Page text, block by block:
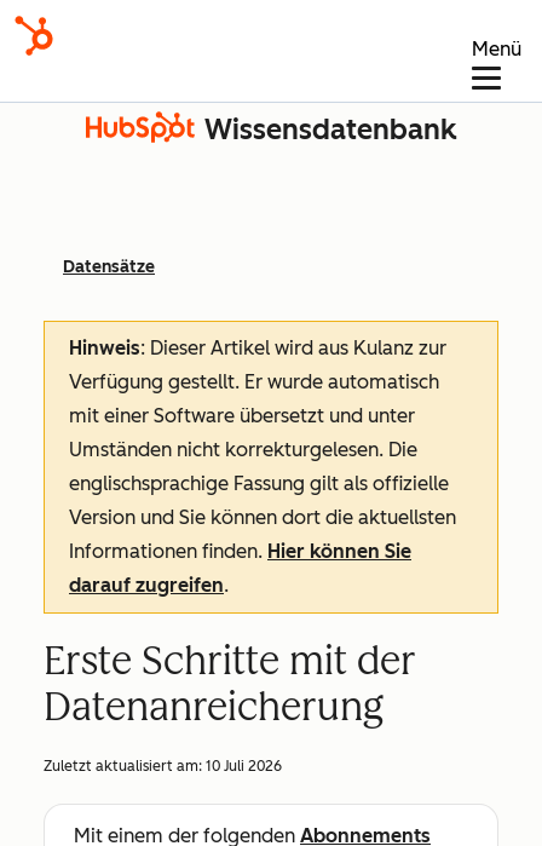
Menü
Wissensdatenbank
Datensätze
Hinweis: Dieser Artikel wird aus Kulanz zur
Verfügung gestellt. Er wurde automatisch
mit einer Software übersetzt und unter
Umständen nicht korrekturgelesen. Die
englischsprachige Fassung gilt als offizielle
Version und Sie können dort die aktuellsten
Informationen finden. Hier können Sie
darauf zugreifen.
Erste Schritte mit der
Datenanreicherung
Zuletzt aktualisiert am: 10 Juli 2026
Mit einem der folgenden Abonnements